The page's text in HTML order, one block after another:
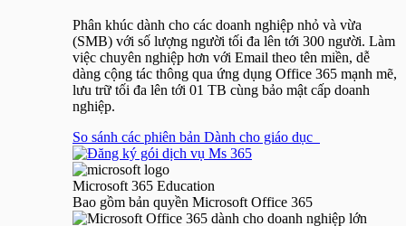
Phân khúc dành cho các doanh nghiệp nhỏ và vừa
(SMB) với số lượng người tối đa lên tới 300 người. Làm
việc chuyên nghiệp hơn với Email theo tên miền, dễ
dàng cộng tác thông qua ứng dụng Office 365 mạnh mẽ,
lưu trữ tối đa lên tới 01 TB cùng bảo mật cấp doanh
nghiệp.
So sánh các phiên bản Dành cho giáo dục
Microsoft 365 Education
Bao gồm bản quyền Microsoft Office 365